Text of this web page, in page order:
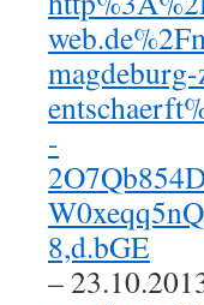
-
8,d.bGE
–